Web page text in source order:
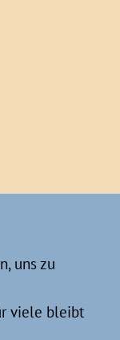
uns zu
viele bleibt